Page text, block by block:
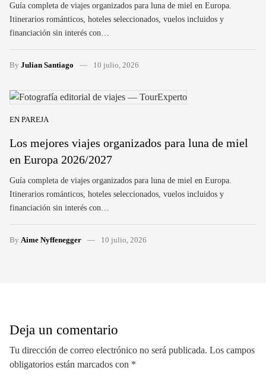
Guía completa de viajes organizados para luna de miel en Europa.
Itinerarios románticos, hoteles seleccionados, vuelos incluidos y
financiación sin interés con…
By Julian Santiago 10 julio, 2026
EN PAREJA
Los mejores viajes organizados para luna de miel
en Europa 2026/2027
Guía completa de viajes organizados para luna de miel en Europa.
Itinerarios románticos, hoteles seleccionados, vuelos incluidos y
financiación sin interés con…
By Aime Nyffenegger 10 julio, 2026
Deja un comentario
Tu dirección de correo electrónico no será publicada. Los campos
obligatorios están marcados con *